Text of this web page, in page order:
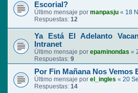
Escorial?
Último mensaje por manpasju « 18
Respuestas: 12
Ya Está El Adelanto
Intranet
Último mensaje por epaminondas «
Respuestas: 9
Por Fin Mañana Nos Vemos
Último mensaje por el_ingles « 20
Respuestas: 14